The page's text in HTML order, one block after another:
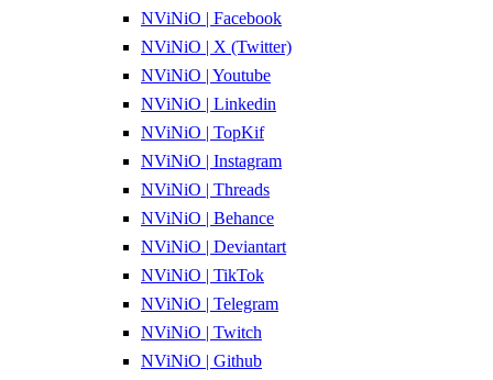
NViNiO | Facebook
NViNiO | X (Twitter)
NViNiO | Youtube
NViNiO | Linkedin
NViNiO | TopKif
NViNiO | Instagram
NViNiO | Threads
NViNiO | Behance
NViNiO | Deviantart
NViNiO | TikTok
NViNiO | Telegram
NViNiO | Twitch
NViNiO | Github